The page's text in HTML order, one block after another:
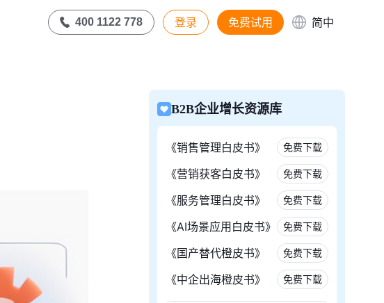
400 1122 778 登录 免费试用 简中
B2B企业增长资源库
《销售管理白皮书》 免费下载
《营销获客白皮书》 免费下载
《服务管理白皮书》 免费下载
《AI场景应用白皮书》 免费下载
《国产替代橙皮书》 免费下载
《中企出海橙皮书》 免费下载